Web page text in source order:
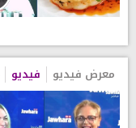
معرض فيديو فيديو